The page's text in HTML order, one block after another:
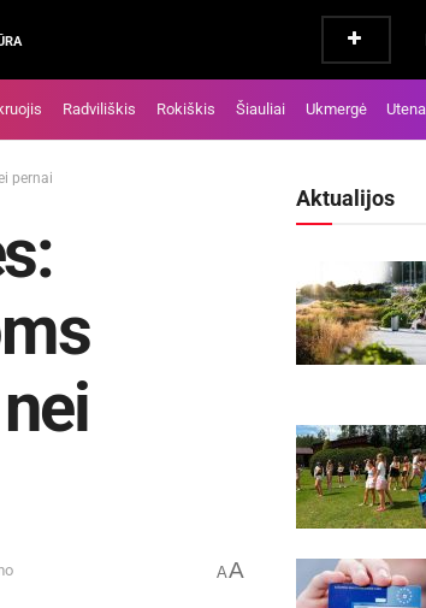
Radviliškis Rokiškis Šiauliai Ukmergė Utena
pernai
AA
Aktualijos